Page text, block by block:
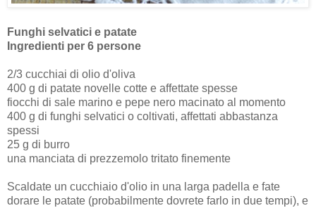
Funghi selvatici e patate
Ingredienti per 6 persone
2/3 cucchiai di olio d'oliva
400 g di patate novelle cotte e affettate spesse
fiocchi di sale marino e pepe nero macinato al momento
400 g di funghi selvatici o coltivati, affettati abbastanza
spessi
25 g di burro
una manciata di prezzemolo tritato finemente
Scaldate un cucchiaio d'olio in una larga padella e fate
dorare le patate (probabilmente dovrete farlo in due tempi), e